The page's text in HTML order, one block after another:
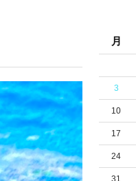
月
3
10
17
24